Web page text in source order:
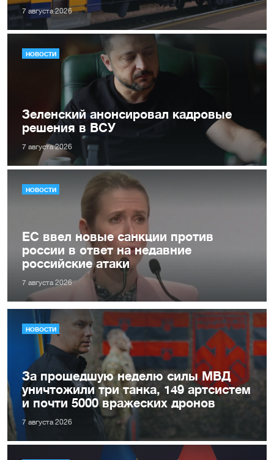
7 августа 2026
НОВОСТИ
Зеленский анонсировал кадровые
решения в ВСУ
7 августа 2026
НОВОСТИ
ЕС ввел новые санкции против
россии в ответ на недавние
российские атаки
7 августа 2026
НОВОСТИ
За прошедшую неделю силы МВД
уничтожили три танка, 149 артсистем
и почти 5000 вражеских дронов
7 августа 2026